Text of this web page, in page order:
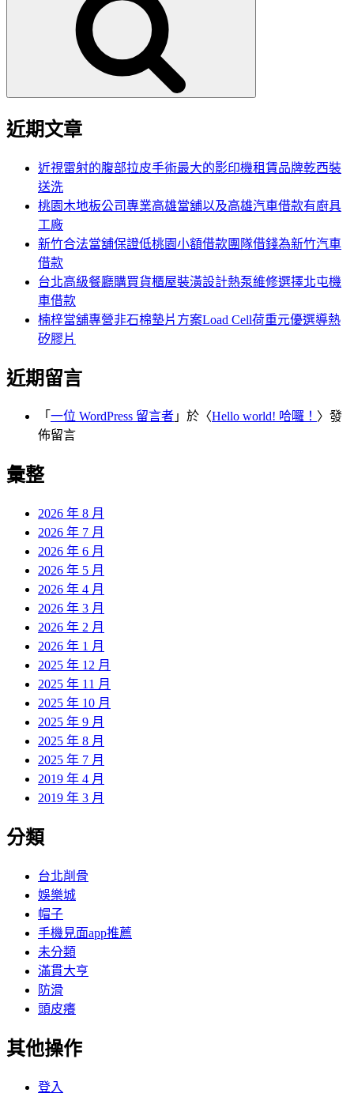
近期文章
近視雷射的腹部拉皮手術最大的影印機租賃品牌乾西裝
送洗
桃園木地板公司專業高雄當舖以及高雄汽車借款有廚具
工廠
新竹合法當舖保證低桃園小額借款團隊借錢為新竹汽車
借款
台北高級餐廳購買貨櫃屋裝潢設計熱泵維修選擇北屯機
車借款
楠梓當舖專營非石棉墊片方案Load Cell荷重元優選導熱
矽膠片
近期留言
「 一位 WordPress 留言者 」於〈Hello world! 哈囉！ 〉發
佈留言
彙整
2026 年 8 月
2026 年 7 月
2026 年 6 月
2026 年 5 月
2026 年 4 月
2026 年 3 月
2026 年 2 月
2026 年 1 月
2025 年 12 月
2025 年 11 月
2025 年 10 月
2025 年 9 月
2025 年 8 月
2025 年 7 月
2019 年 4 月
2019 年 3 月
分類
台北削骨
娛樂城
帽子
手機見面app推薦
未分類
滿貫大亨
防滑
頭皮癢
其他操作
登入